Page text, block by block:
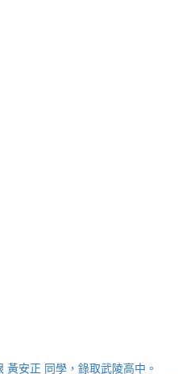
安正 同學，錄取武陵高中。